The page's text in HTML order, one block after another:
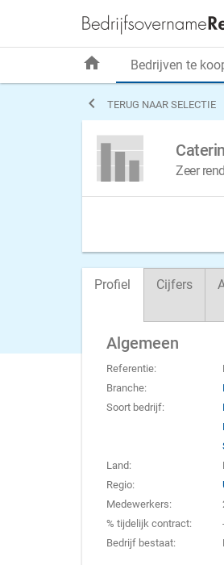
 TERUG NAAR SELECTIE
Zeer
Profiel Cijfers
Algemeen
Referentie:
Branche:
Soort bedrijf:
Land:
Regio:
Medewerkers:
% tijdelijk contract:
Bedrijf bestaat:
home Bedrijven te